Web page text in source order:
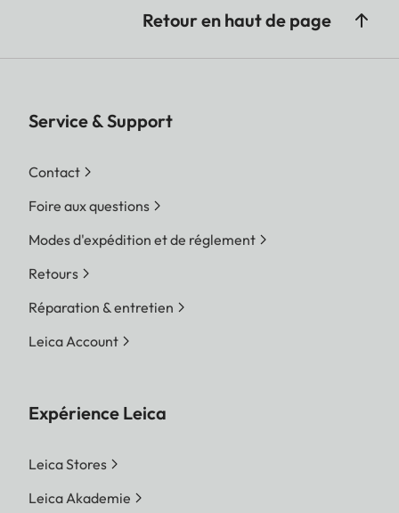
Retour en haut de page
Service & Support
Contact
Foire aux questions
Modes d'expédition et de réglement
Retours
Réparation & entretien
Leica Account
Expérience Leica
Leica Stores
Leica Akademie